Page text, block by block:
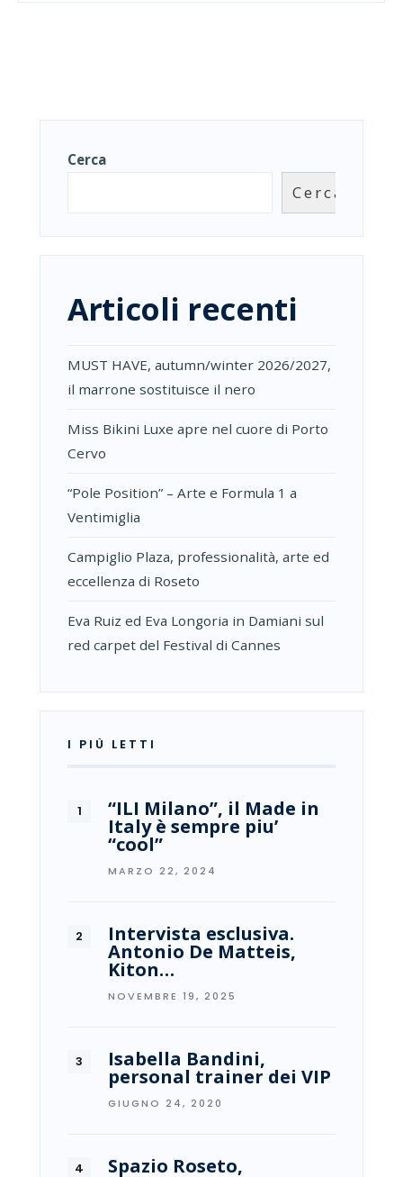
Cerca
Cerca
Articoli recenti
MUST HAVE, autumn/winter 2026/2027,
il marrone sostituisce il nero
Miss Bikini Luxe apre nel cuore di Porto
Cervo
“Pole Position” – Arte e Formula 1 a
Ventimiglia
Campiglio Plaza, professionalità, arte ed
eccellenza di Roseto
Eva Ruiz ed Eva Longoria in Damiani sul
red carpet del Festival di Cannes
I PIÙ LETTI
“ILI Milano”, il Made in
Italy è sempre piu’
“cool”
MARZO 22, 2024
Intervista esclusiva.
Antonio De Matteis,
Kiton…
NOVEMBRE 19, 2025
Isabella Bandini,
personal trainer dei VIP
GIUGNO 24, 2020
Spazio Roseto,